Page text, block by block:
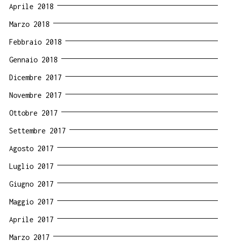
Aprile 2018
Marzo 2018
Febbraio 2018
Gennaio 2018
Dicembre 2017
Novembre 2017
Ottobre 2017
Settembre 2017
Agosto 2017
Luglio 2017
Giugno 2017
Maggio 2017
Aprile 2017
Marzo 2017